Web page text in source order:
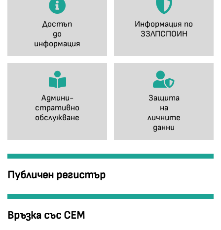
Достъп
до
информация
Информация по
ЗЗЛПСПОИН
Админи-
стративно
обслужване
Защита
на
личните
данни
Публичен регистър
Връзка със СЕМ